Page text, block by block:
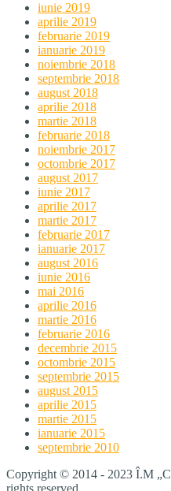
iunie 2019
aprilie 2019
februarie 2019
ianuarie 2019
noiembrie 2018
septembrie 2018
august 2018
aprilie 2018
martie 2018
februarie 2018
noiembrie 2017
octombrie 2017
august 2017
iunie 2017
aprilie 2017
martie 2017
februarie 2017
ianuarie 2017
august 2016
iunie 2016
mai 2016
aprilie 2016
martie 2016
februarie 2016
decembrie 2015
octombrie 2015
septembrie 2015
august 2015
aprilie 2015
martie 2015
ianuarie 2015
septembrie 2010
Copyright © 2014 - 2023 Î.M
rights reserved.